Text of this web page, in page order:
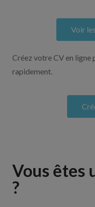
Voir
Créez votre CV en ligne
rapidement.
Vous êtes
?